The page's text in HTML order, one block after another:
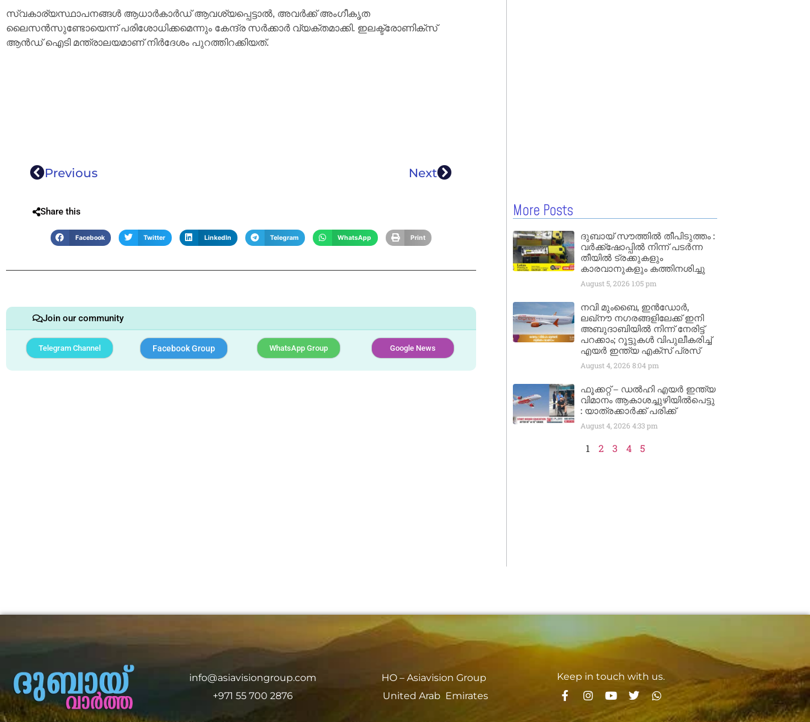
സ്വകാര്യസ്ഥാപനങ്ങൾ ആധാർകാർഡ് ആവശ്യപ്പെട്ടാൽ, അവർക്ക് അംഗീകൃത
ലൈസൻസുണ്ടോയെന്ന് പരിശോധിക്കമെന്നും കേന്ദ്ര സർക്കാർ വ്യക്തമാക്കി. ഇലക്ട്രോണിക്സ്
ആൻ‍ഡ് ഐടി മന്ത്രാലയമാണ് നിർദേശം പുറത്തിറക്കിയത്.
Previous Next
Share this
Facebook Twitter LinkedIn Telegram WhatsApp Print
Join our community
Telegram Channel Facebook Group WhatsApp Group Google News
More Posts
ദുബായ് സൗത്തിൽ തീപിടുത്തം :
വർക്ക്‌ഷോപ്പിൽ നിന്ന് പടർന്ന
തീയിൽ ട്രക്കുകളും
കാരവാനുകളും കത്തിനശിച്ചു
August 5, 2026 1:05 pm
നവി മുംബൈ, ഇൻഡോർ,
ലഖ്നൗ നഗരങ്ങളിലേക്ക് ഇനി
അബുദാബിയിൽ നിന്ന് നേരിട്ട്
പറക്കാം; റൂട്ടുകൾ വിപുലീകരിച്ച്
എയർ ഇന്ത്യ എക്സ് പ്രസ്
August 4, 2026 8:04 pm
ഫൂക്കറ്റ് – ഡൽഹി എയര്‍ ഇന്ത്യ
വിമാനം ആകാശച്ചുഴിയില്‍പെട്ടു
: യാത്രക്കാര്‍ക്ക് പരിക്ക്
August 4, 2026 4:33 pm
1 2 3 4 5
info@asiavisiongroup.com
+971 55 700 2876
HO – Asiavision Group
United Arab Emirates
Keep in touch with us.